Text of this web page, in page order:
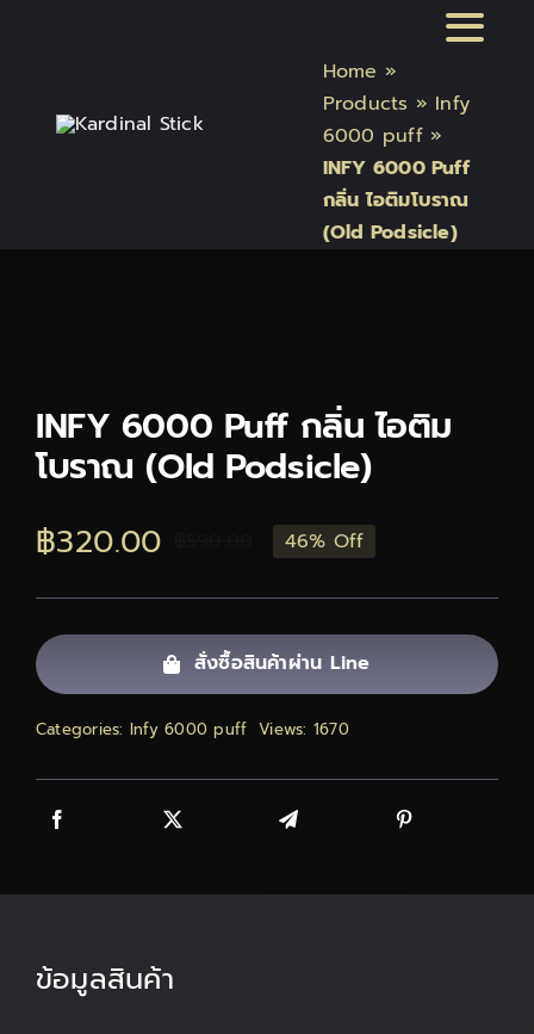
หน้าแรก
สินค้า Kardinal Stick
สินค้า บุหรี่ไฟฟ้า แบรน
บทความบุหรี่ไฟฟ้า
ติดต่อเรา
Home »
Products » Infy
6000 puff»
INFY 6000 Puff
กลิ่น ไอติมโบราณ
(Old Podsicle)
INFY 6000 Puff กลิ่น ไอติม
โบราณ (Old Podsicle)
Original
price
was:
฿590.00.
฿320.00
Current
price
is:
฿320.00.
46% Off
สั่งซื้อสินค้าผ่าน Line
Categories: Infy 6000 puff Views: 1670
ข้อมูลสินค้า